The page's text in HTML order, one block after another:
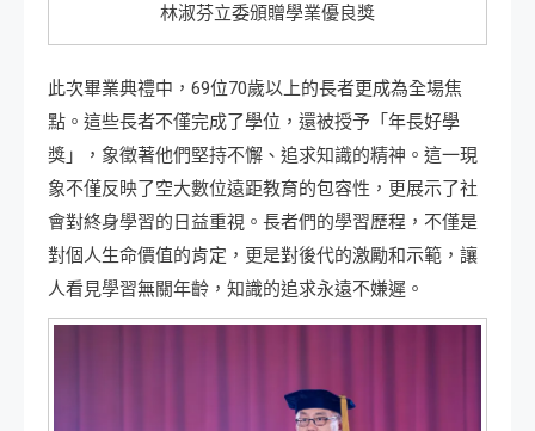
林淑芬立委頒贈學業優良獎
此次畢業典禮中，69位70歲以上的長者更成為全場焦
點。這些長者不僅完成了學位，還被授予「年長好學
獎」，象徵著他們堅持不懈、追求知識的精神。這一現
象不僅反映了空大數位遠距教育的包容性，更展示了社
會對終身學習的日益重視。長者們的學習歷程，不僅是
對個人生命價值的肯定，更是對後代的激勵和示範，讓
人看見學習無關年齡，知識的追求永遠不嫌遲。